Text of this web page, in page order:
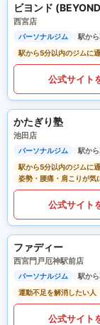
ビヨンド
西宮店
パーソナルジム
駅か
駅から5分以内のジムに
公式サイト
かたぎり塾
池田店
パーソナルジム
駅か
駅から5分以内のジムに
姿勢・腰痛・肩こりが気
公式サイト
ファディー
西宮門戸厄神駅前店
パーソナルジム
駅か
運動不足を解消したい人
公式サイト